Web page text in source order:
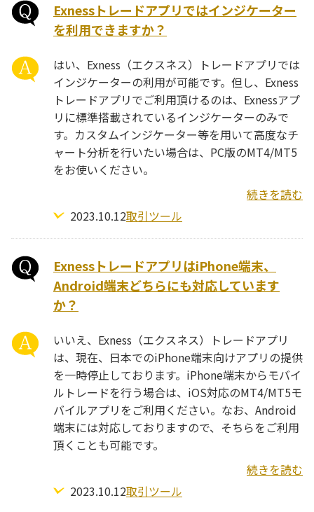
Exnessトレードアプリではインジケーター
を利用できますか？
はい、Exness（エクスネス）トレードアプリでは
インジケーターの利用が可能です。但し、Exness
トレードアプリでご利用頂けるのは、Exnessアプ
リに標準搭載されているインジケーターのみで
す。カスタムインジケーター等を用いて高度なチ
ャート分析を行いたい場合は、PC版のMT4/MT5
をお使いください。
続きを読む
2023.10.12取引ツール
ExnessトレードアプリはiPhone端末、
Android端末どちらにも対応しています
か？
いいえ、Exness（エクスネス）トレードアプリ
は、現在、日本でのiPhone端末向けアプリの提供
を一時停止しております。iPhone端末からモバイ
ルトレードを行う場合は、iOS対応のMT4/MT5モ
バイルアプリをご利用ください。なお、Android
端末には対応しておりますので、そちらをご利用
頂くことも可能です。
続きを読む
2023.10.12取引ツール